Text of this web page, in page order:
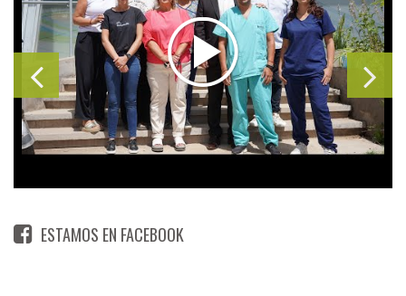
ESTAMOS EN FACEBOOK